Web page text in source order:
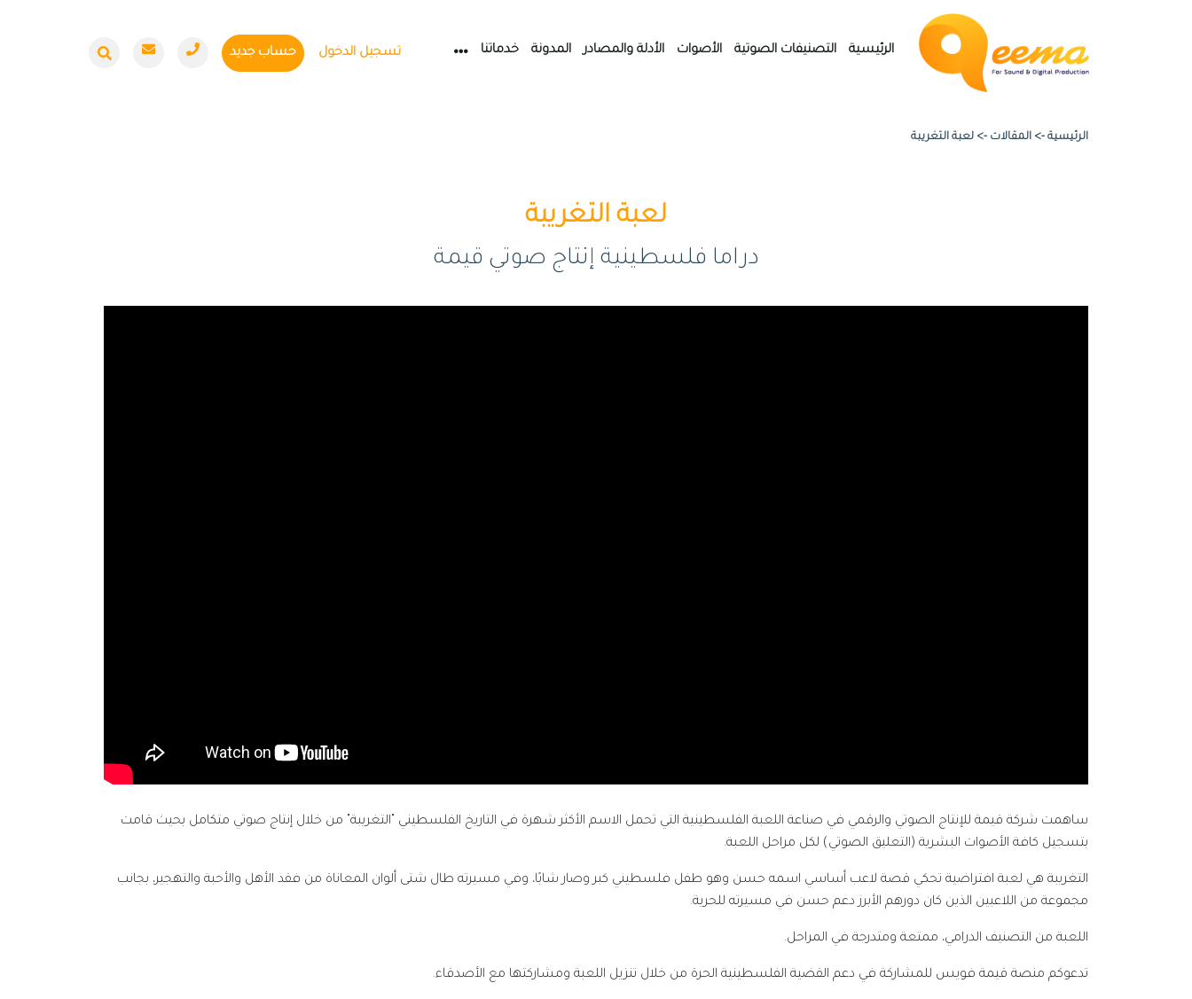
الرئيسية التصنيفات الصوتية الأصوات الأدلة والمصادر المدونة خدماتنا تسجيل الدخول حساب جديد
الرئيسية -> المقالات -> لعبة التغريبة
لعبة التغريبة
دراما فلسطينية إنتاج صوتي قيمة
ساهمت شركة قيمة للإنتاج الصوتي والرقمي في صناعة اللعبة الفلسطينية التي تحمل الاسم الأكثر شهرة في التاريخ الفلسطيني "التغريبة" من خلال إنتاج صوتي متكامل بحيث قامت
بتسجيل كافة الأصوات البشرية (التعليق الصوتي) لكل مراحل اللعبة.
التغريبة هي لعبة افتراضية تحكي قصة لاعب أساسي اسمه حسن وهو طفل فلسطيني كبر وصار شابًا، وفي مسيرته طال شتى ألوان المعاناة من فقد الأهل والأحبة والتهجير، بجانب
مجموعة من اللاعبين الذين كان دورهم الأبرز دعم حسن في مسيرته للحرية.
اللعبة من التصنيف الدرامي، ممتعة ومتدرجة في المراحل.
تدعوكم منصة قيمة فويس للمشاركة في دعم القضية الفلسطينية الحرة من خلال تنزيل اللعبة ومشاركتها مع الأصدقاء.